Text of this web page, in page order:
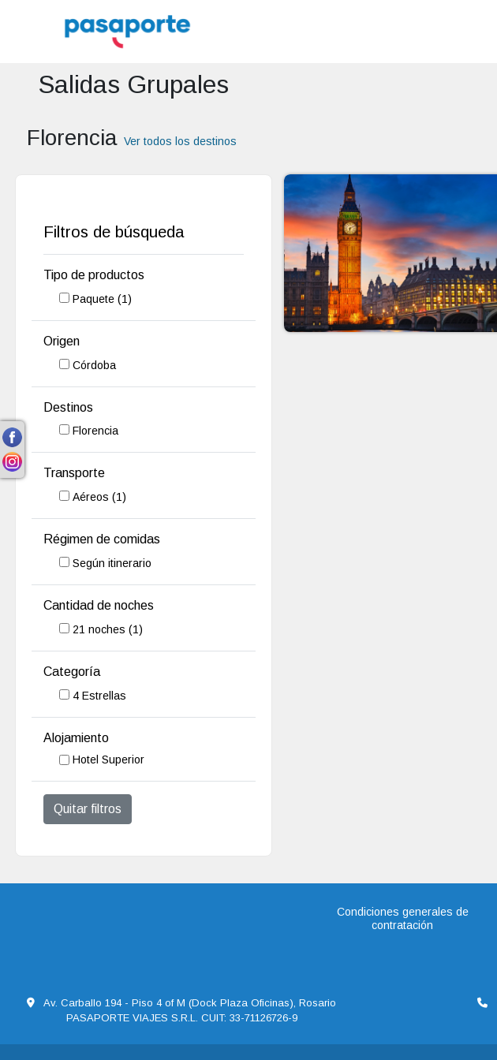
Salidas Grupales
Florencia Ver todos los destinos
Filtros de búsqueda
Tipo de productos
Paquete(1)
Origen
Córdoba
Destinos
Florencia
Transporte
Aéreos(1)
Régimen de comidas
Según itinerario
Cantidad de noches
21noches (1)
Categoría
4 Estrellas
Alojamiento
Hotel Superior
Quitar filtros
Condiciones generales de
contratación
Av. Carballo 194 - Piso 4 of M (Dock Plaza Oficinas), Rosario
PASAPORTE VIAJES S.R.L. CUIT: 33-71126726-9